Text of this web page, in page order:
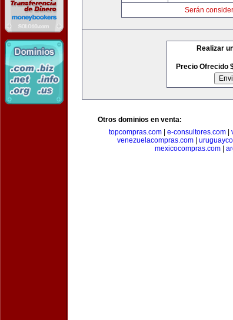
Serán
Realizar
Precio Ofrecido
Otros dominios en venta:
topcompras.com
e-consultores.com
venezuelacompras.com|
mexicocompras.com